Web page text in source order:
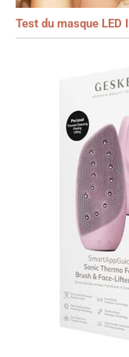
Test du masque LED